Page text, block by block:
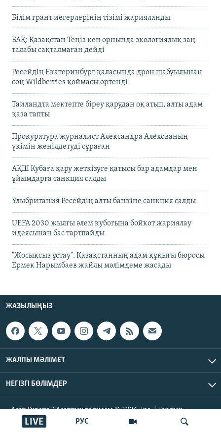
РУС
LIVE
Білім грант иегерлерінің тізімі жарияланды
БАҚ: Қазақстан Теңіз кен орнында экологиялық заң
талабы сақталмаған дейді
Ресейдің Екатеринбург қаласында дрон шабуылынан
соң Wildberries қоймасы өртенді
Таиландта мектепте біреу қарудан оқ атып, алты адам
қаза тапты
Прокуратура журналист Александра Алёхованың
үкімін жеңілдетуді сұраған
АҚШ Кубаға қару жеткізуге қатысы бар адамдар мен
ұйымдарға санкция салды
Ұлыбритания Ресейдің алты банкіне санкция салды
UEFA 2030 жылғы әлем кубогына бойкот жариялау
идеясынан бас тартпайды
"Жосықсыз ұстау". Қазақстанның адам құқығы бюросы
Ермек Нарымбаев жайлы мәлімдеме жасады
ЖАЗЫЛЫҢЫЗ
ЖАЛПЫ МӘЛІМЕТ
НЕГІЗГІ БӨЛІМДЕР
Азат Еуропа / Азаттық радиосы © 2026, Inc. | Барлық
құқықтары қорғалған